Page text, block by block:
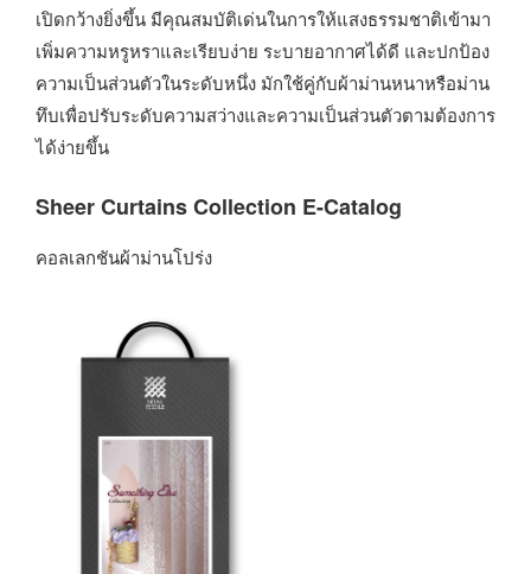
เปิดกว้างยิ่งขึ้น มีคุณสมบัติเด่นในการให้แสงธรรมชาติเข้ามา
เพิ่มความหรูหราและเรียบง่าย ระบายอากาศได้ดี และปกป้อง
ความเป็นส่วนตัวในระดับหนึ่ง มักใช้คู่กับผ้าม่านหนาหรือม่าน
ทึบเพื่อปรับระดับความสว่างและความเป็นส่วนตัวตามต้องการ
ได้ง่ายขึ้น
Sheer Curtains Collection E-Catalog
คอลเลกชันผ้าม่านโปร่ง